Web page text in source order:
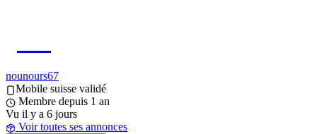
nounours67
Mobile suisse validé
Membre depuis 1 an
Vu il y a 6 jours
Voir toutes ses annonces